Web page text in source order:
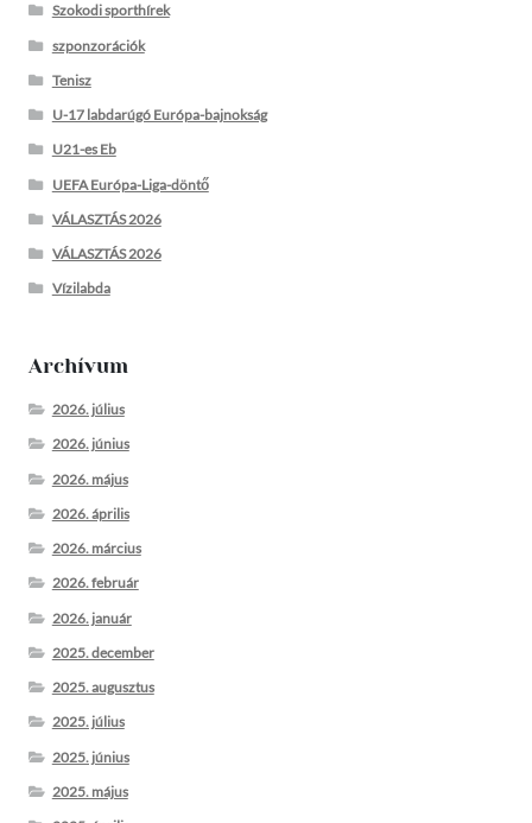
Szokodi sporthírek
szponzorációk
Tenisz
U-17 labdarúgó Európa-bajnokság
U21-es Eb
UEFA Európa-Liga-döntő
VÁLASZTÁS 2026
VÁLASZTÁS 2026
Vízilabda
Archívum
2026. július
2026. június
2026. május
2026. április
2026. március
2026. február
2026. január
2025. december
2025. augusztus
2025. július
2025. június
2025. május